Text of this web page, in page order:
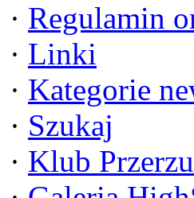
· Regulamin
· Linki
· Kategorie
· Szukaj
· Klub